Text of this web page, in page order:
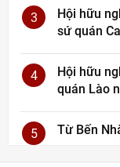
3
Hội hữu
sứ quán
4
Hội hữu
quán Lào
5 Từ Bến